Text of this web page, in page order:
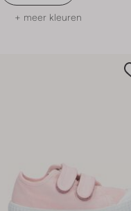
+ meer kleuren